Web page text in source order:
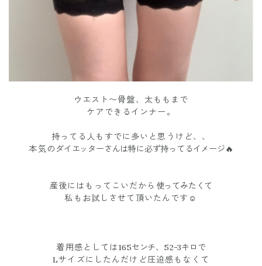
ウエスト〜骨盤、太ももまで
ケアできるインナー。
持ってる人もすでに多いと思うけど、、
本気の ダイエッターさんは特に必ず持ってるイメージ🔥
産後にはもってこいだから 使ってみたくて
私もお試しさせて頂いたんです☺️
着用感としては165センチ、52-3キロで
Lサイズにしたんだけど圧迫感もなくて